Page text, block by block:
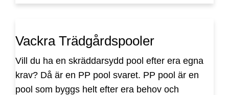
Vackra Trädgårdspooler
Vill du ha en skräddarsydd pool efter era egna
krav? Då är en PP pool svaret. PP pool är en
pool som byggs helt efter era behov och